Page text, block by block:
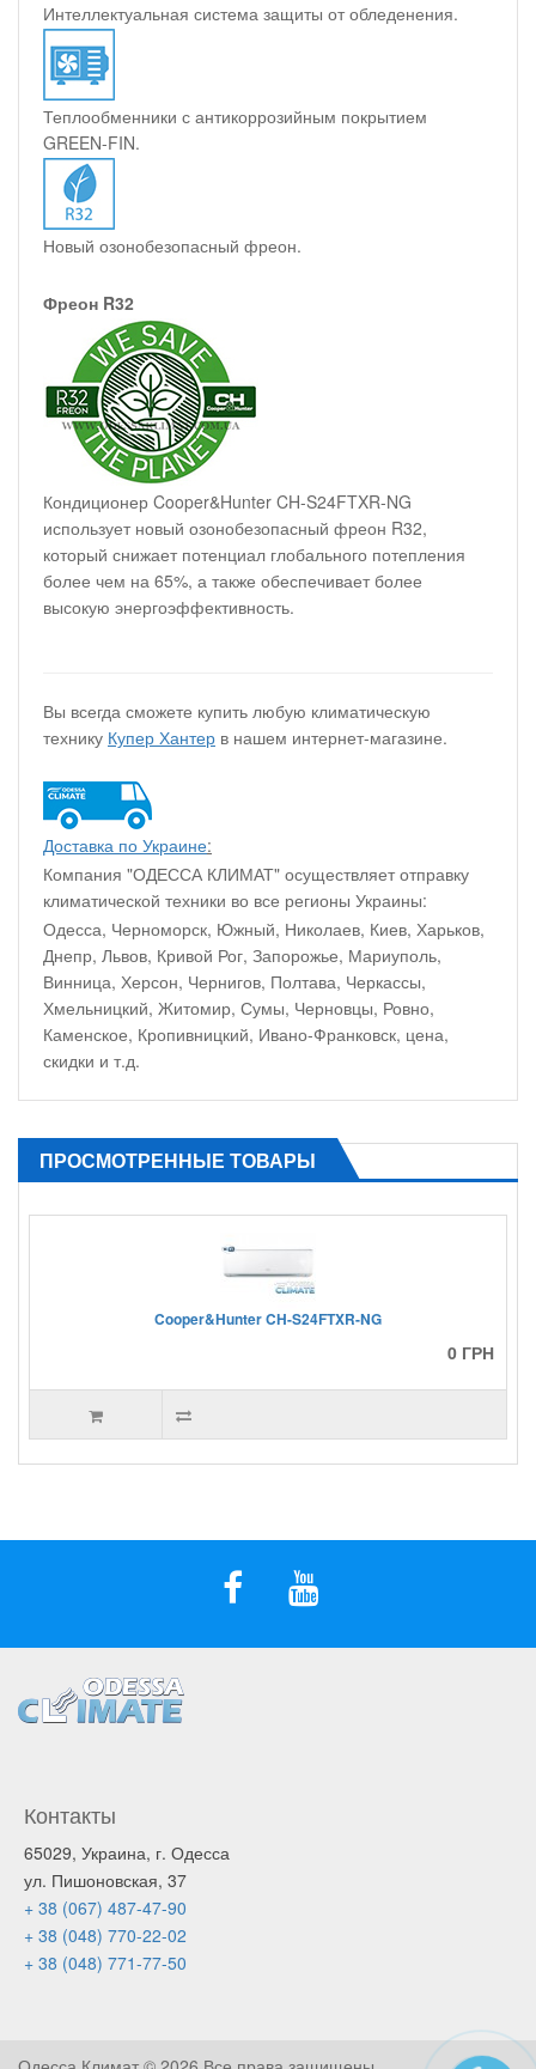
Интеллектуальная система защиты от обледенения.
Теплообменники с антикоррозийным покрытием
GREEN-FIN.
Новый озонобезопасный фреон.
Фреон R32
Кондиционер Cooper&Hunter CH-S24FTXR-NG
использует новый озонобезопасный фреон R32,
который снижает потенциал глобального потепления
более чем на 65%, а также обеспечивает более
высокую энергоэффективность.
Вы всегда сможете купить любую климатическую
технику Купер Хантер в нашем интернет-магазине.
Доставка по Украине:
Компания "ОДЕССА КЛИМАТ" осуществляет отправку
климатической техники во все регионы Украины:
Одесса, Черноморск, Южный, Николаев, Киев, Харьков,
Днепр, Львов, Кривой Рог, Запорожье, Мариуполь,
Винница, Херсон, Чернигов, Полтава, Черкассы,
Хмельницкий, Житомир, Сумы, Черновцы, Ровно,
Каменское, Кропивницкий, Ивано-Франковск, цена,
скидки и т.д.
ПРОСМОТРЕННЫЕ ТОВАРЫ
Cooper&Hunter CH-S24FTXR-NG
0 ГРН
Контакты
65029, Украина, г. Одесса
ул. Пишоновская, 37
+ 38 (067) 487-47-90
+ 38 (048) 770-22-02
+ 38 (048) 771-77-50